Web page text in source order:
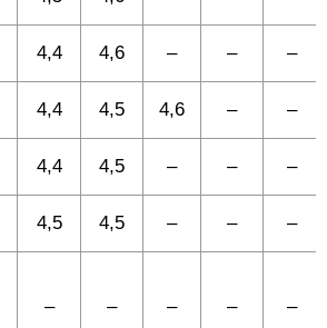
4,4 4,6 – – –
4,4 4,5 4,6 – –
4,4 4,5 – – –
4,5 4,5 – – –
– – – – –